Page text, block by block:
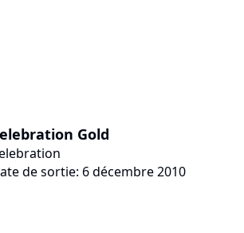
Gold
de sortie: 6 décembre 2010